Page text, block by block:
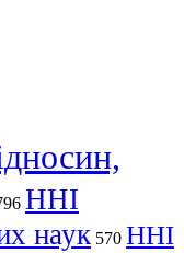
ННІ
наук 570 ННІ